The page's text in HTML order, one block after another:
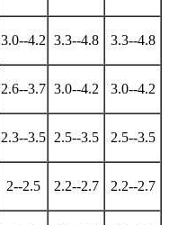
3.0--4.2 3.3--4.8 3.3--4.8
2.6--3.7 3.0--4.2 3.0--4.2
2.3--3.5 2.5--3.5 2.5--3.5
2--2.5 2.2--2.7 2.2--2.7